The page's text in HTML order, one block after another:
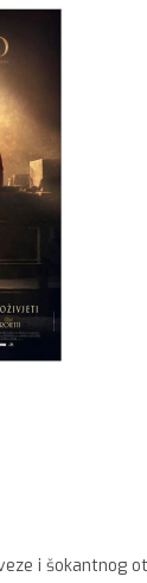
i šokantnog